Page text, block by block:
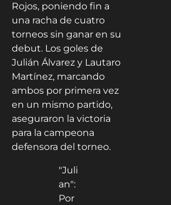
Rojos, poniendo fin a
una racha de cuatro
torneos sin ganar en su
debut. Los goles de
Julián Álvarez y Lautaro
Martínez, marcando
ambos por primera vez
en un mismo partido,
aseguraron la victoria
para la campeona
defensora del torneo.
"Juli
an":
Por